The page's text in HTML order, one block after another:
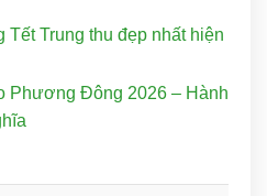
Tết Trung thu đẹp nhất hiện
Phương Đông 2026 – Hành